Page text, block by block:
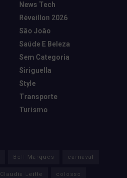
News Tech
Réveillon 2026
São João
Saúde E Beleza
Sem Categoria
Siriguella
Style
Transporte
Turismo
Bell Marques carnaval
Claudia Leitte colosso